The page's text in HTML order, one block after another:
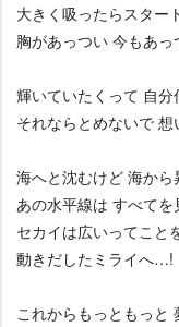
大きく吸ったらスター
胸があっつい 今もあっ
輝いていたくって 自
それならとめないで
海へと沈むけど 海か
あの水平線は すべてを
セカイは広いってこと
動きだしたミライへ…!
これからもっともっと